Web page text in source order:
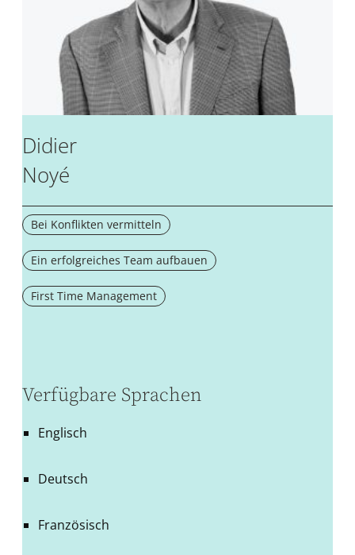
Didier
Noyé
Bei Konflikten vermitteln
Ein erfolgreiches Team aufbauen
First Time Management
Verfügbare Sprachen
Englisch
Deutsch
Französisch